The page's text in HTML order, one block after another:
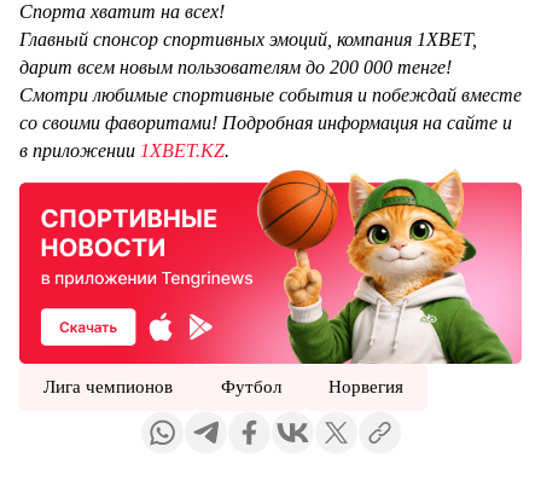
Спорта хватит на всех!
Главный спонсор спортивных эмоций, компания 1XBET,
дарит всем новым пользователям до 200 000 тенге!
Смотри любимые спортивные события и побеждай вместе
со своими фаворитами! Подробная информация на сайте и
в приложении 1XBET.KZ.
Лига чемпионов Футбол Норвегия